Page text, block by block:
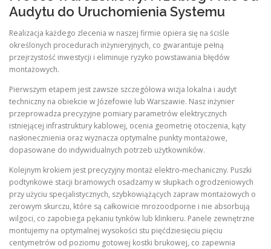
Audytu do Uruchomienia Systemu
Realizacja każdego zlecenia w naszej firmie opiera się na ściśle
określonych procedurach inżynieryjnych, co gwarantuje pełną
przejrzystość inwestycji i eliminuje ryzyko powstawania błędów
montażowych.
Pierwszym etapem jest zawsze szczegółowa wizja lokalna i audyt
techniczny na obiekcie w Józefowie lub Warszawie. Nasz inżynier
przeprowadza precyzyjne pomiary parametrów elektrycznych
istniejącej infrastruktury kablowej, ocenia geometrię otoczenia, kąty
nasłonecznienia oraz wyznacza optymalne punkty montażowe,
dopasowane do indywidualnych potrzeb użytkowników.
Kolejnym krokiem jest precyzyjny montaż elektro-mechaniczny. Puszki
podtynkowe stacji bramowych osadzamy w słupkach ogrodzeniowych
przy użyciu specjalistycznych, szybkowiążących zapraw montażowych o
zerowym skurczu, które są całkowicie mrozoodporne i nie absorbują
wilgoci, co zapobiega pękaniu tynków lub klinkieru. Panele zewnętrzne
montujemy na optymalnej wysokości stu pięćdziesięciu pięciu
centymetrów od poziomu gotowej kostki brukowej, co zapewnia